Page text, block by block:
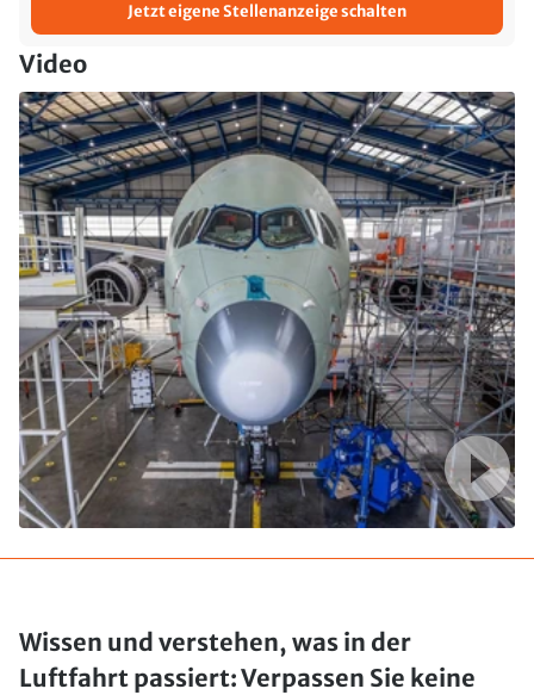
Jetzt eigene Stellenanzeige schalten
Video
Wissen und verstehen, was in der
Luftfahrt passiert: Verpassen Sie keine